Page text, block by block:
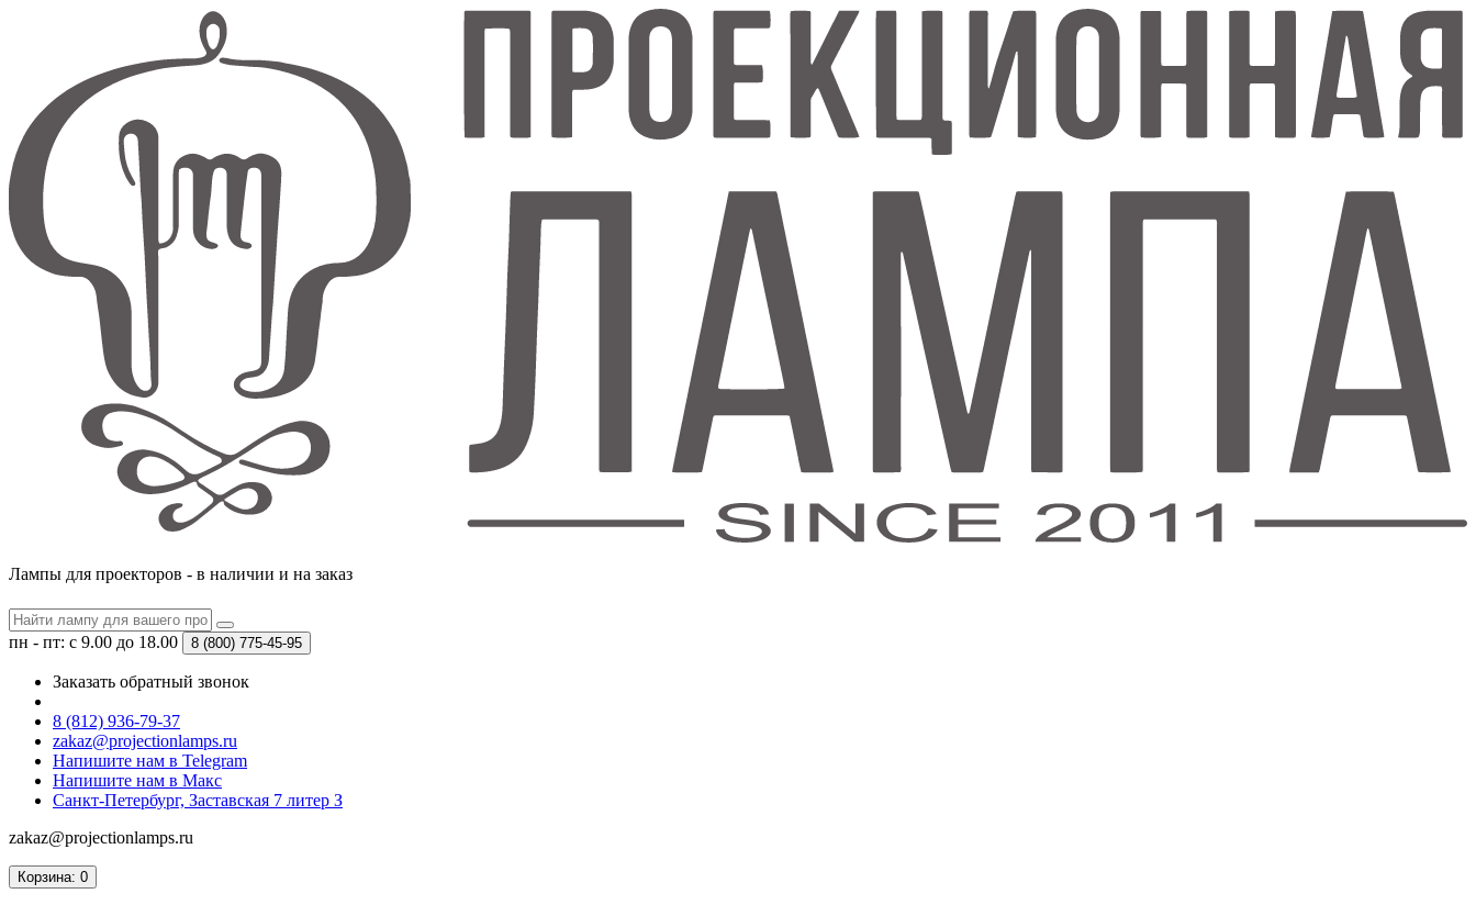
Лампы для проекторов - в наличии и на заказ
пн - пт: с 9.00 до 18.00 8 (800) 775-45-95
Заказать обратный звонок
8 (812) 936-79-37
zakaz@projectionlamps.ru
Напишите нам в Telegram
Напишите нам в Макс
Санкт-Петербург, Заставская 7 литер З
zakaz@projectionlamps.ru
Корзина: 0